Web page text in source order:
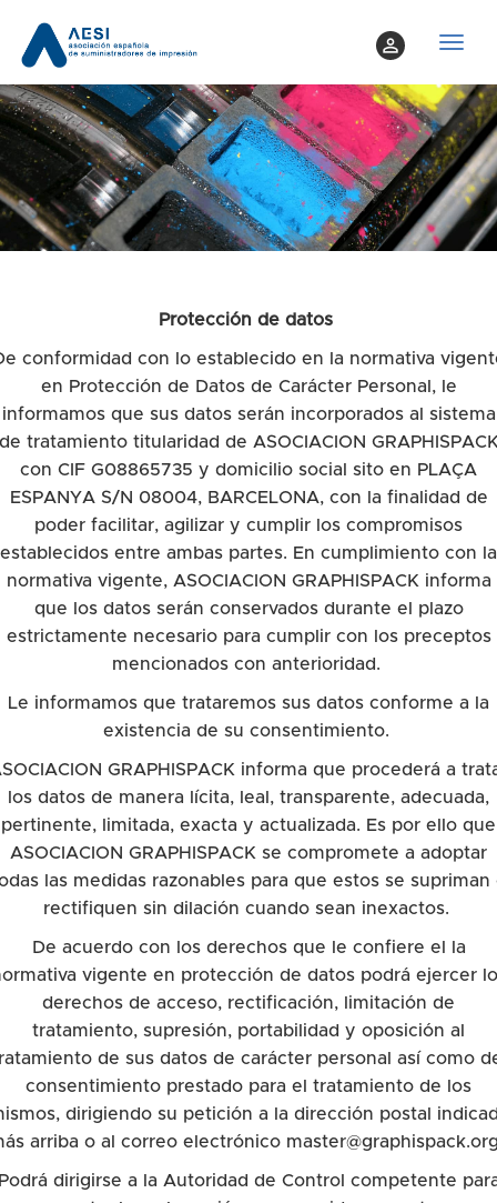
perm_identity
T
g
g
l
e
n
a
t
i
o
n
Protección de datos
conformidad con lo establecido en la normativa
en Protección de Datos de Carácter Personal, le
informamos que sus datos serán incorporados al sistema
tratamiento titularidad de ASOCIACION
con CIF G08865735 y domicilio social sito en PLAÇA
ESPANYA S/N 08004, BARCELONA, con la finalidad de
poder facilitar, agilizar y cumplir los compromisos
establecidos entre ambas partes. En cumplimiento con la
normativa vigente, ASOCIACION GRAPHISPACK informa
que los datos serán conservados durante el plazo
estrictamente necesario para cumplir con los preceptos
mencionados con anterioridad.
Le informamos que trataremos sus datos conforme a la
existencia de su consentimiento.
GRAPHISPACK informa que procederá a
los datos de manera lícita, leal, transparente, adecuada,
pertinente, limitada, exacta y actualizada. Es por ello que
ASOCIACION GRAPHISPACK se compromete a adoptar
las medidas razonables para que estos se supriman
rectifiquen sin dilación cuando sean inexactos.
De acuerdo con los derechos que le confiere el la
vigente en protección de datos podrá ejercer
derechos de acceso, rectificación, limitación de
tratamiento, supresión, portabilidad y oposición al
de sus datos de carácter personal así como
consentimiento prestado para el tratamiento de los
dirigiendo su petición a la dirección postal
arriba o al correo electrónico
dirigirse a la Autoridad de Control competente